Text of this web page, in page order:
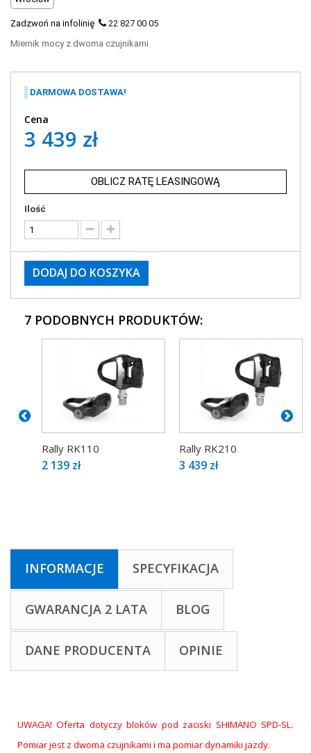
Zadzwoń na infolinię
22 827 00 05
Miernik mocy z dwoma czujnikami
DARMOWA DOSTAWA!
Cena
3 439 zł
OBLICZ RATĘ LEASINGOWĄ
Ilość
DODAJ DO KOSZYKA
7 PODOBNYCH PRODUKTÓW:
Rally RK110
2 139 zł
Rally RK210
3 439 zł
INFORMACJE SPECYFIKACJA
GWARANCJA 2 LATA BLOG
DANE PRODUCENTA OPINIE
UWAGA! Oferta dotyczy bloków pod zaciski SHIMANO SPD-SL.
Pomiar jest z dwoma czujnikami i ma pomiar dynamiki jazdy.